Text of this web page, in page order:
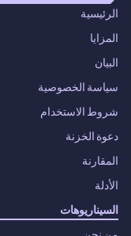
الرئيسية
المزايا
البيان
سياسة الخصوصية
شروط الاستخدام
دعوة الخزنة
المقارنة
الأدلة
السيناريوهات